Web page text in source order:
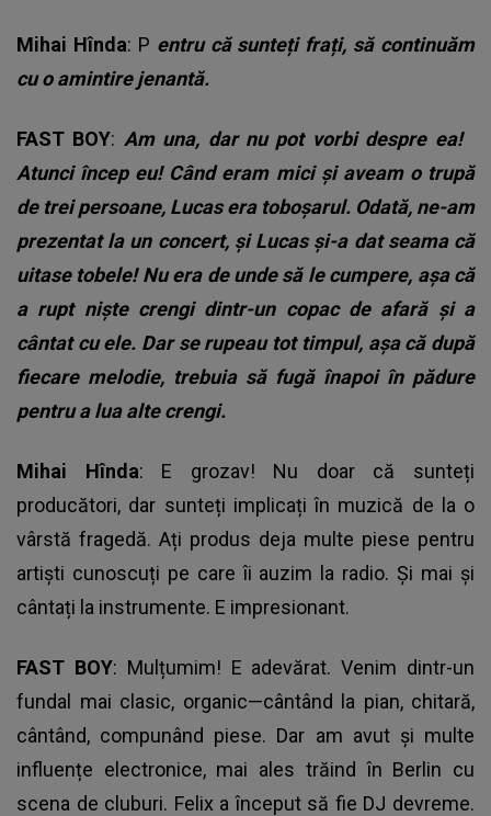
Mihai Hînda: P entru că sunteți frați, să continuăm
cu o amintire jenantă.
FAST BOY: Am una, dar nu pot vorbi despre ea!
Atunci încep eu! Când eram mici și aveam o trupă
de trei persoane, Lucas era toboșarul. Odată, ne-am
prezentat la un concert, și Lucas și-a dat seama că
uitase tobele! Nu era de unde să le cumpere, așa că
a rupt niște crengi dintr-un copac de afară și a
cântat cu ele. Dar se rupeau tot timpul, așa că după
fiecare melodie, trebuia să fugă înapoi în pădure
pentru a lua alte crengi.
Mihai Hînda: E grozav! Nu doar că sunteți
producători, dar sunteți implicați în muzică de la o
vârstă fragedă. Ați produs deja multe piese pentru
artiști cunoscuți pe care îi auzim la radio. Și mai și
cântați la instrumente. E impresionant.
FAST BOY: Mulțumim! E adevărat. Venim dintr-un
fundal mai clasic, organic—cântând la pian, chitară,
cântând, compunând piese. Dar am avut și multe
influențe electronice, mai ales trăind în Berlin cu
scena de cluburi. Felix a început să fie DJ devreme.